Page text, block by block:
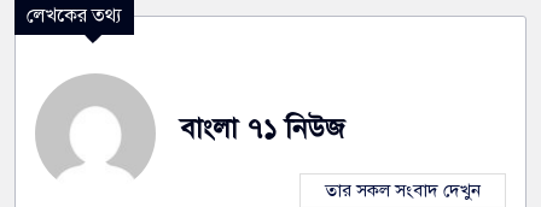
লেখকের তথ্য
বাংলা ৭১ নিউজ
তার সকল সংবাদ দেখুন